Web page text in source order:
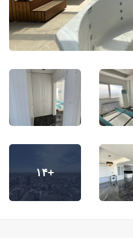
+۱۴